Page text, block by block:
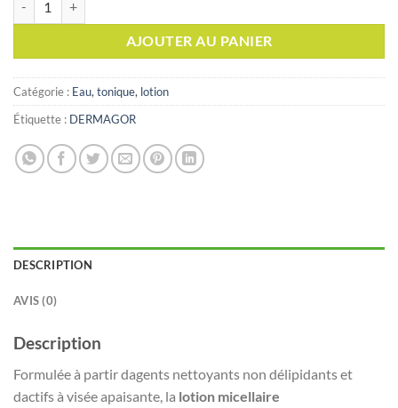
AJOUTER AU PANIER
Catégorie : Eau, tonique, lotion
Étiquette : DERMAGOR
DESCRIPTION
AVIS (0)
Description
Formulée à partir dagents nettoyants non délipidants et
dactifs à visée apaisante, la lotion micellaire